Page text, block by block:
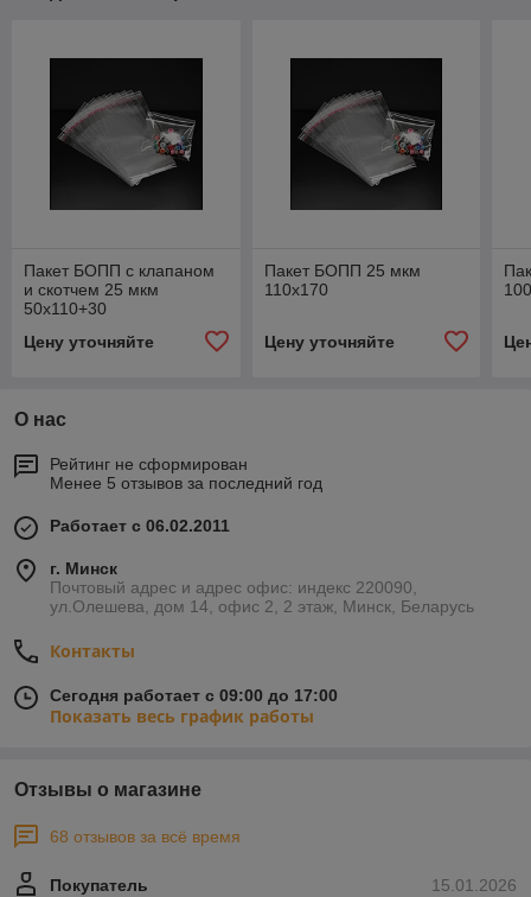
Пакет БОПП с клапаном
и скотчем 25 мкм
50х110+30
Цену уточняйте
Пакет БОПП 25 мкм
110х170
Цену уточняйте
О нас
Рейтинг не сформирован
Менее 5 отзывов за последний год
Работает с 06.02.2011
г. Минск
Почтовый адрес и адрес офис: индекс 220090,
ул.Олешева, дом 14, офис 2, 2 этаж, Минск, Беларусь
Контакты
Сегодня работает с 09:00 до 17:00
Показать весь график работы
Отзывы о магазине
68 отзывов за всё время
15.01.2026
Покупатель